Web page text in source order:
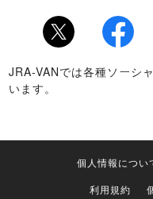
Twitter Facebook
JRA-VANでは各種ソーシ
います。
個人情報につい
利用規約